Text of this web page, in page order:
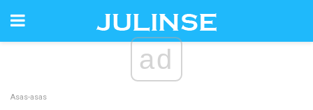
ad
Asas-asas